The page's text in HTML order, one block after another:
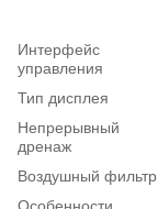
Интерфейс
управления
Тип дисплея
Непрерывный
дренаж
Воздушный фильтр
Особенности